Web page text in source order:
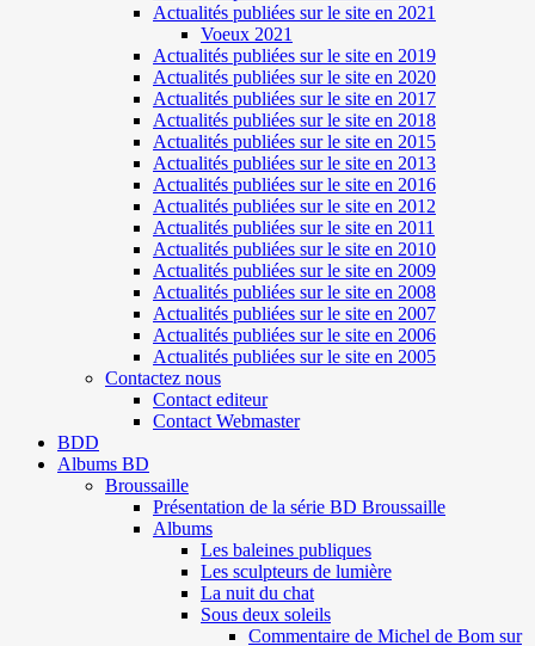
Actualités publiées sur le site en 2021
Voeux 2021
Actualités publiées sur le site en 2019
Actualités publiées sur le site en 2020
Actualités publiées sur le site en 2017
Actualités publiées sur le site en 2018
Actualités publiées sur le site en 2015
Actualités publiées sur le site en 2013
Actualités publiées sur le site en 2016
Actualités publiées sur le site en 2012
Actualités publiées sur le site en 2011
Actualités publiées sur le site en 2010
Actualités publiées sur le site en 2009
Actualités publiées sur le site en 2008
Actualités publiées sur le site en 2007
Actualités publiées sur le site en 2006
Actualités publiées sur le site en 2005
Contactez nous
Contact editeur
Contact Webmaster
BDD
Albums BD
Broussaille
Présentation de la série BD Broussaille
Albums
Les baleines publiques
Les sculpteurs de lumière
La nuit du chat
Sous deux soleils
Commentaire de Michel de Bom sur